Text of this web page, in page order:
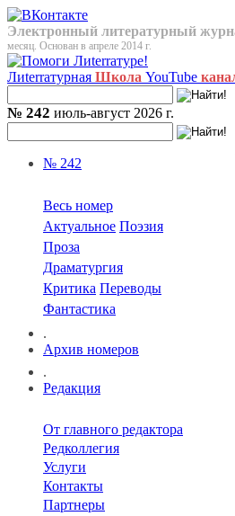
Электронный литературный
месяц. Основан в апреле 2014 г.
Лиterraтурная Школа YouTube
№ 242 июль-август 2026 г.
№ 242
Весь номер
Актуальное Поэзия
Проза
Драматургия
Критика Переводы
Фантастика
.
Архив номеров
.
Редакция
От главного редактора
Редколлегия
Услуги
Контакты
Партнеры